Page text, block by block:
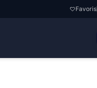
Favoris